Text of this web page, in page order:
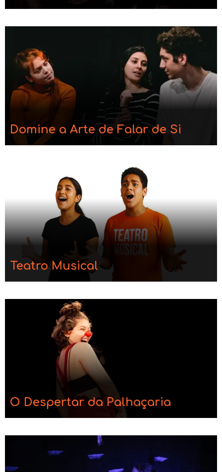
Domine a Arte de Falar de Si
Teatro Musical
O Despertar da Palhaçaria